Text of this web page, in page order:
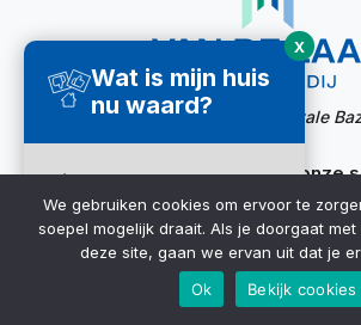
Wat is mijn huis
nu waard?
Direct een
waardecheck
ontvangen ➜
X
Website door: Digitale
Ook bereikbaar via onze
We gebruiken cookies om ervoor te
soepel mogelijk draait. Als je doorgaat
deze site, gaan we ervan uit dat je
Ok
Bekijk cookies